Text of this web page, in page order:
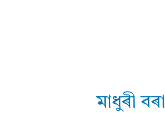
মাধুৰী বৰা